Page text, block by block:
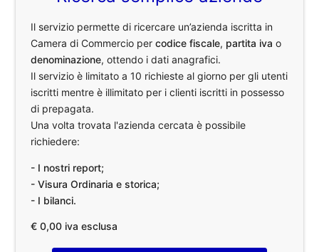
Il servizio permette di ricercare un’azienda iscritta in
Camera di Commercio percodice fiscale, partita iva o
denominazione, ottendo i dati anagrafici.
Il servizio è limitato a 10 richieste al giorno per gli utenti
iscritti mentre è illimitato per i clienti iscritti in possesso
di prepagata.
Una volta trovata l'azienda cercata è possibile
richiedere:
- I nostri report;
- Visura Ordinaria e storica;
- I bilanci.
€ 0,00 iva esclusa